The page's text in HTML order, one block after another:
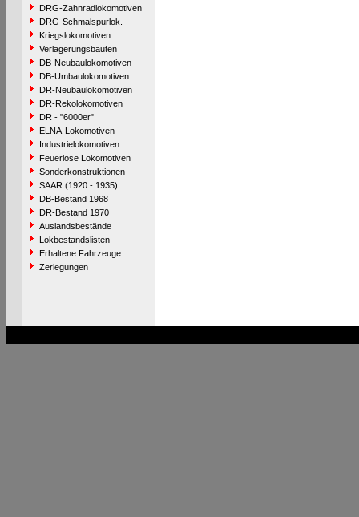
DRG-Zahnradlokomotiven
DRG-Schmalspurlok.
Kriegslokomotiven
Verlagerungsbauten
DB-Neubaulokomotiven
DB-Umbaulokomotiven
DR-Neubaulokomotiven
DR-Rekolokomotiven
DR - "6000er"
ELNA-Lokomotiven
Industrielokomotiven
Feuerlose Lokomotiven
Sonderkonstruktionen
SAAR (1920 - 1935)
DB-Bestand 1968
DR-Bestand 1970
Auslandsbestände
Lokbestandslisten
Erhaltene Fahrzeuge
Zerlegungen